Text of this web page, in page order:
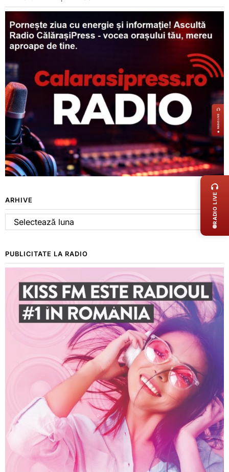
ARHIVE
Arhive
PUBLICITATE LA RADIO
LIVE
RADIO LIVE